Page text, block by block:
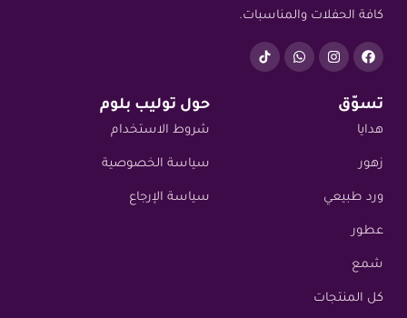
كافة الحفلات والمناسبات.
تسوّق
هدايا
زهور
ورد طبيعي
عطور
شمع
كل المنتجات
حول توليب بلوم
شروط الاستخدام
سياسة الخصوصية
سياسة الإرجاع